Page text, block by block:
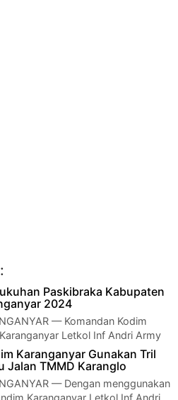
Paskibraka Kabupaten
2024
— Komandan Kodim
Letkol Inf Andri Army
Forkopimda Karangan…
Karanganyar Gunakan Tril
Jalan TMMD Karanglo
— Dengan menggunakan
Karanganyar Letkol Inf Andri